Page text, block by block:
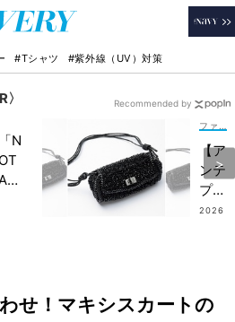
#Tシャツ #紫外線（UV）対策
「N
OT
憶
に一
【ア
ンテ
プリ
マ】
ーを
2026
Recommended by
せ！マキシスカートの